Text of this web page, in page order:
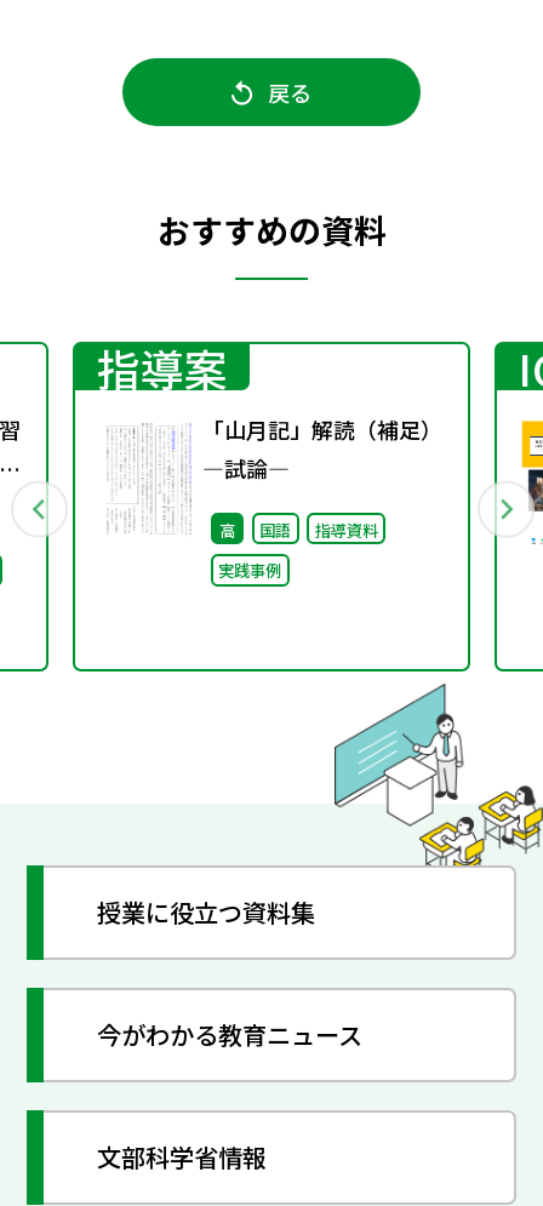
戻る
おすすめの資料
指導案
「山月記」解読（補足）
―試論―
高 国語
指導資料
実践事例
授業に役立つ資料集
今がわかる教育ニュース
文部科学省情報